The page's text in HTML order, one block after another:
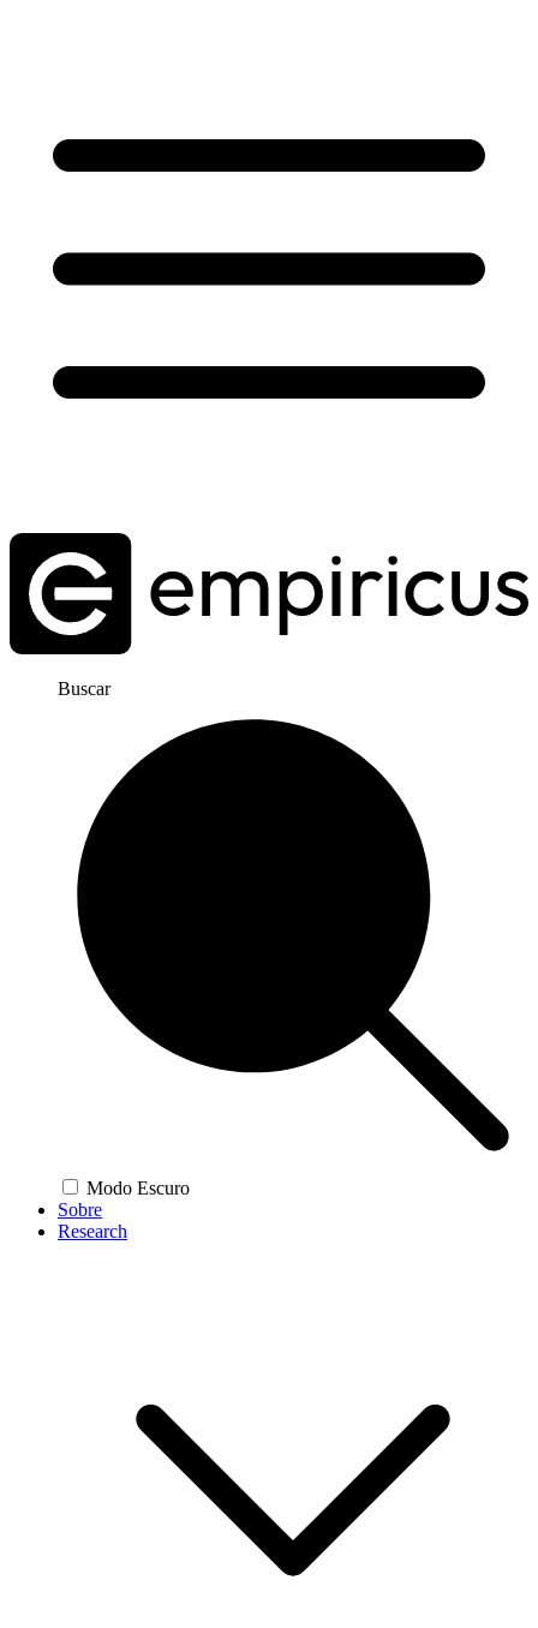
Buscar
Modo Escuro
Sobre
Research